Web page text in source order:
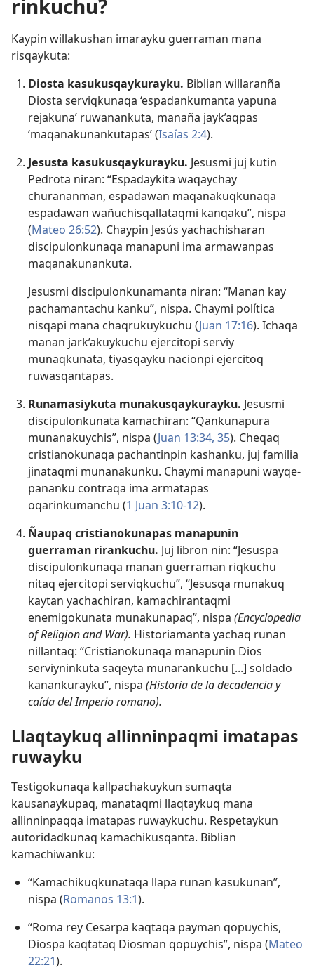
rinkuchu?
Kaypin willakushan imarayku guerraman mana
risqaykuta:
Diosta kasukusqaykurayku. Biblian willaranña
Diosta serviqkunaqa ‘espadankumanta yapuna
rejakuna’ ruwanankuta, manaña jayk’aqpas
‘maqanakunankutapas’ (Isaías 2:4).
Jesusta kasukusqaykurayku. Jesusmi juj kutin
Pedrota niran: “Espadaykita waqaychay
churananman, espadawan maqanakuqkunaqa
espadawan wañuchisqallataqmi kanqaku”, nispa
(Mateo 26:52). Chaypin Jesús yachachisharan
discipulonkunaqa manapuni ima armawanpas
maqanakunankuta.
Jesusmi discipulonkunamanta niran: “Manan kay
pachamantachu kanku”, nispa. Chaymi política
nisqapi mana chaqrukuykuchu (Juan 17:16). Ichaqa
manan jark’akuykuchu ejercitopi serviy
munaqkunata, tiyasqayku nacionpi ejercitoq
ruwasqantapas.
Runamasiykuta munakusqaykurayku. Jesusmi
discipulonkunata kamachiran: “Qankunapura
munanakuychis”, nispa (Juan 13:34, 35). Cheqaq
cristianokunaqa pachantinpin kashanku, juj familia
jinataqmi munanakunku. Chaymi manapuni wayqe-
pananku contraqa ima armatapas
oqarinkumanchu (1 Juan 3:10-12).
Ñaupaq cristianokunapas manapunin
guerraman rirankuchu. Juj libron nin: “Jesuspa
discipulonkunaqa manan guerraman riqkuchu
nitaq ejercitopi serviqkuchu”, “Jesusqa munakuq
kaytan yachachiran, kamachirantaqmi
enemigokunata munakunapaq”, nispa (Encyclopedia
of Religion and War). Historiamanta yachaq runan
nillantaq: “Cristianokunaqa manapunin Dios
serviyninkuta saqeyta munarankuchu [...] soldado
kanankurayku”, nispa (Historia de la decadencia y
caída del Imperio romano).
Llaqtaykuq allinninpaqmi imatapas
ruwayku
Testigokunaqa kallpachakuykun sumaqta
kausanaykupaq, manataqmi llaqtaykuq mana
allinninpaqqa imatapas ruwaykuchu. Respetaykun
autoridadkunaq kamachikusqanta. Biblian
kamachiwanku:
“Kamachikuqkunataqa llapa runan kasukunan”,
nispa (Romanos 13:1).
“Roma rey Cesarpa kaqtaqa payman qopuychis,
Diospa kaqtataq Diosman qopuychis”, nispa (Mateo
22:21).